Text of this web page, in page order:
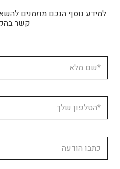
למידע נוסף הנכם מוזמנים
קשר